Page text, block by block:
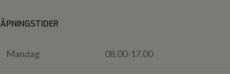
ÅPNINGSTIDER
Mandag 08.00-17.00